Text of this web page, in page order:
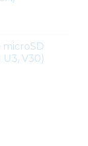
microSD
U3, V30)